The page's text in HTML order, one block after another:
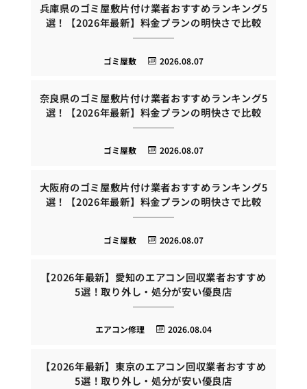
兵庫県のゴミ屋敷片付け業者おすすめランキング5
選！【2026年最新】料金プランの明快さで比較
2026.08.07
ゴミ屋敷
奈良県のゴミ屋敷片付け業者おすすめランキング5
選！【2026年最新】料金プランの明快さで比較
2026.08.07
ゴミ屋敷
大阪府のゴミ屋敷片付け業者おすすめランキング5
選！【2026年最新】料金プランの明快さで比較
2026.08.07
ゴミ屋敷
【2026年最新】愛知のエアコン回収業者おすすめ
5選！取り外し・処分が安い優良店
2026.08.04
エアコン修理
【2026年最新】東京のエアコン回収業者おすすめ
5選！取り外し・処分が安い優良店